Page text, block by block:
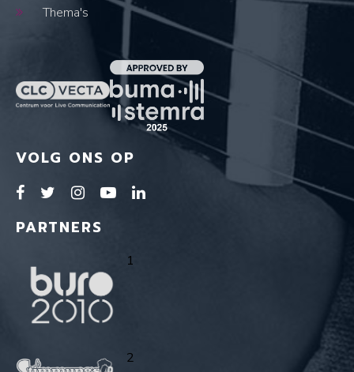
Thema's
VOLG ONS OP
PARTNERS
1
2